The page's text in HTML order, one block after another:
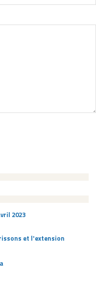
2023
et l'extension